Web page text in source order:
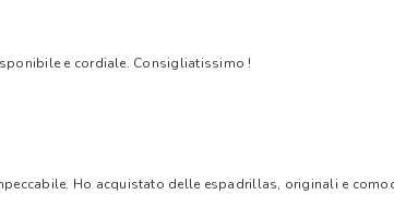
e cordiale. Consigliatissimo !
Ho acquistato delle espadrillas, originali e